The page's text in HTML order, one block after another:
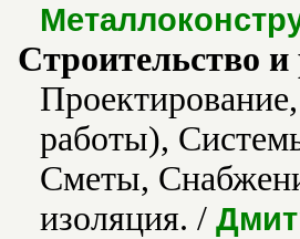
Строительство
работы),
Сметы,
изоляция. /